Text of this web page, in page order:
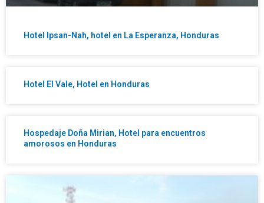
Hotel Ipsan-Nah, hotel en La Esperanza, Honduras
Hotel El Vale, Hotel en Honduras
Hospedaje Doña Mirian, Hotel para encuentros
amorosos en Honduras